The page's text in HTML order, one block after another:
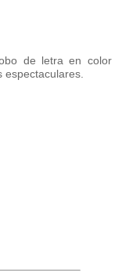
de letra en color